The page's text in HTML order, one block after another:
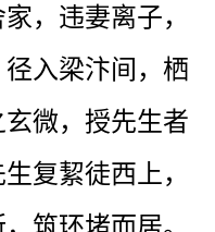
，违妻离子，
入梁汴间，栖
微，授先生者
复絜徒西上，